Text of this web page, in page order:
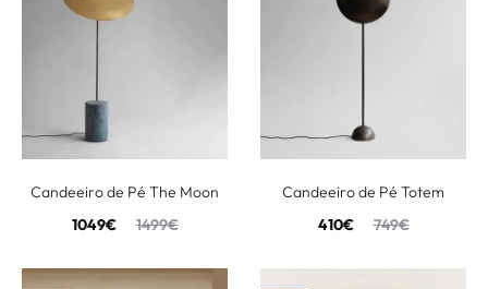
Candeeiro de Pé The Moon
1499€
1049€
Candeeiro de Pé Totem
749€
410€